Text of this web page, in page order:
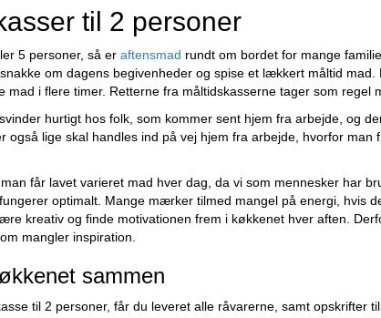
til 2 personer
5 personer, så er aftensmad rundt om bordet for mange
om dagens begivenheder og spise et lækkert måltid mad.
mad i flere timer. Retterne fra måltidskasserne tager som regel
hurtigt hos folk, som kommer sent hjem fra arbejde, og
også lige skal handles ind på vej hjem fra arbejde, hvorfor man
får lavet varieret mad hver dag, da vi som mennesker har
optimalt. Mange mærker tilmed mangel på energi, hvis
kreativ og finde motivationen frem i køkkenet hver aften.
mangler inspiration.
sammen
til 2 personer, får du leveret alle råvarerne, samt opskrifter